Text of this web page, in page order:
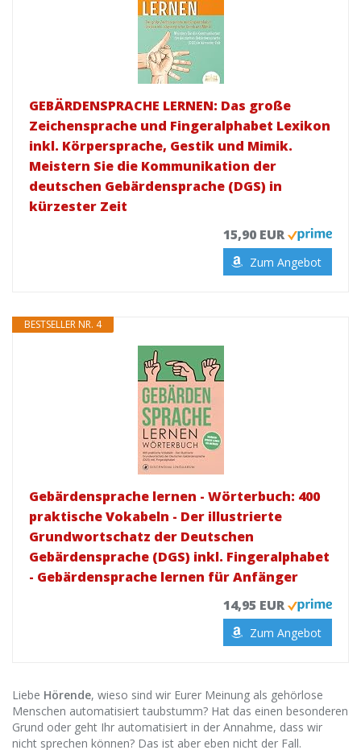
GEBÄRDENSPRACHE LERNEN: Das große
Zeichensprache und Fingeralphabet Lexikon
inkl. Körpersprache, Gestik und Mimik.
Meistern Sie die Kommunikation der
deutschen Gebärdensprache (DGS) in
kürzester Zeit
15,90 EUR
Zum Angebot
BESTSELLER NR. 4
Gebärdensprache lernen - Wörterbuch: 400
praktische Vokabeln - Der illustrierte
Grundwortschatz der Deutschen
Gebärdensprache (DGS) inkl. Fingeralphabet
- Gebärdensprache lernen für Anfänger
14,95 EUR
Zum Angebot
Liebe Hörende, wieso sind wir Eurer Meinung als gehörlose
Menschen automatisiert taubstumm? Hat das einen besonderen
Grund oder geht Ihr automatisiert in der Annahme, dass wir
nicht sprechen können? Das ist aber eben nicht der Fall.